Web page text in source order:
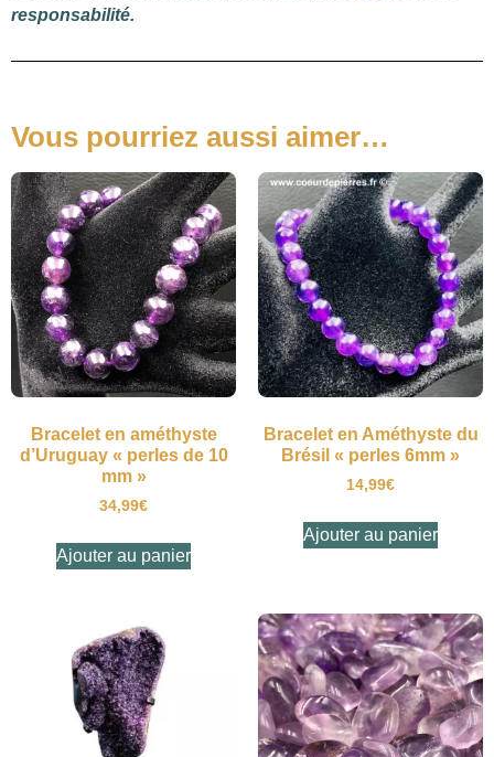
responsabilité.
Vous pourriez aussi aimer…
Bracelet en améthyste
d’Uruguay « perles de 10
mm »
34,99€
Ajouter au panier
Bracelet en Améthyste du
Brésil « perles 6mm »
14,99€
Ajouter au panier